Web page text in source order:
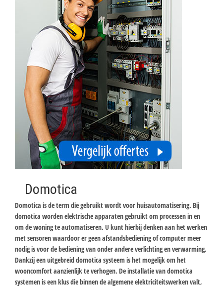
Domotica
Domotica is de term die gebruikt wordt voor huisautomatisering. Bij
domotica worden elektrische apparaten gebruikt om processen in en
om de woning te automatiseren. U kunt hierbij denken aan het werken
met sensoren waardoor er geen afstandsbediening of computer meer
nodig is voor de bediening van onder andere verlichting en verwarming.
Dankzij een uitgebreid domotica systeem is het mogelijk om het
wooncomfort aanzienlijk te verhogen. De installatie van domotica
systemen is een klus die binnen de algemene elektriciteitswerken valt,